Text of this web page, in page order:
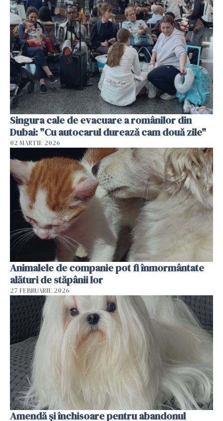
Singura cale de evacuare a românilor din
Dubai: "Cu autocarul durează cam două zile"
02 MARTIE 2026
Animalele de companie pot fi înmormântate
alături de stăpânii lor
27 FEBRUARIE 2026
Amendă și închisoare pentru abandonul